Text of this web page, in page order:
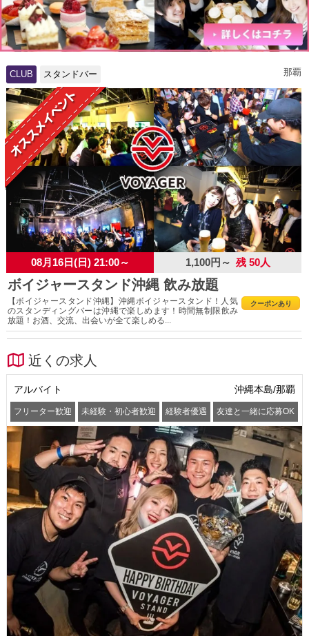
CLUB スタンドバー 那覇
08月16日(日) 21:00～ 1,100円～ 残 50人
ボイジャースタンド沖縄 飲み放題
クーポンあり
【ボイジャースタンド沖縄】沖縄ボイジャースタンド！人気
のスタンディングバーは沖縄で楽しめます！時間無制限飲み
放題！お酒、交流、出会いが全て楽しめる...
近くの求人
アルバイト 沖縄本島/那覇
フリーター歓迎 未経験・初心者歓迎 経験者優遇 友達と一緒に応募OK
髪型・髪色自由 服装自由 ピアスOK 髭(ひげ)OK